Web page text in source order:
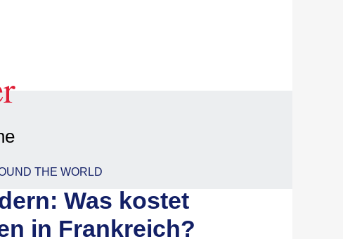
THE WORLD
Was kostet
in Frankreich?